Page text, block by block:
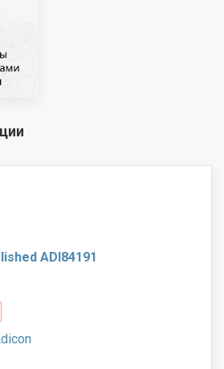
ADI84191